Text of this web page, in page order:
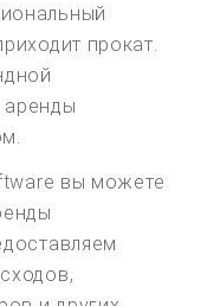
прокат.
аренды
вы можете